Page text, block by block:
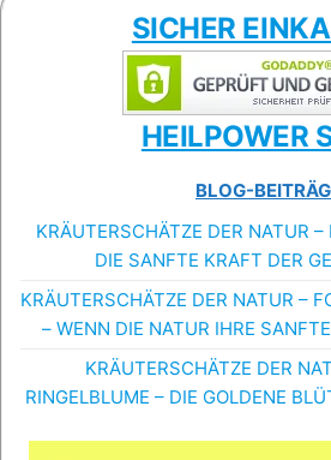
SICHER
HEILPOWER
BLOG-
KRÄUTERSCHÄTZE DER NATUR
DIE SANFTE KRAFT DER
KRÄUTERSCHÄTZE DER NATUR –
– WENN DIE NATUR IHRE
KRÄUTERSCHÄTZE DER
RINGELBLUME – DIE GOLDENE